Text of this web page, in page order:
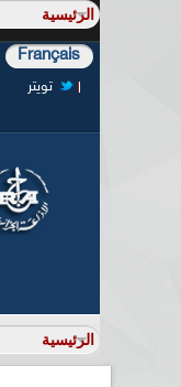
Français
تويتر